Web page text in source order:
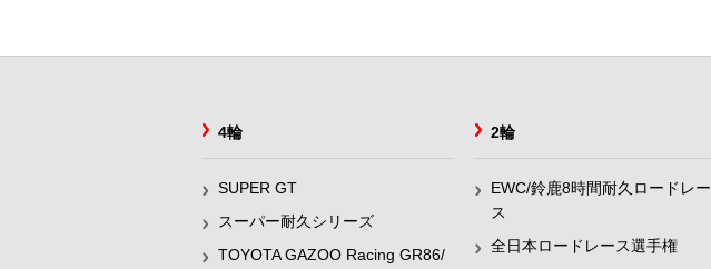
4輪
SUPER GT
スーパー耐久シリーズ
TOYOTA GAZOO Racing GR86/
2輪
EWC/鈴鹿8時間耐久ロードレー
ス
全日本ロードレース選手権